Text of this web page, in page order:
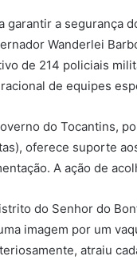
garantir a segurança
Wanderlei
de 214 policiais
de equipes
do Tocantins,
oferece suporte
A ação de
do Senhor do
imagem por um
atraiu